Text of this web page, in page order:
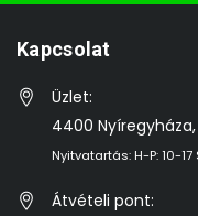
Kapcsolat
Üzlet:
4400 Nyíregyháza,
Nyitvatartás: H-P: 10-17
Átvételi pont: